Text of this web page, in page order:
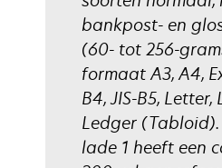
bankpost- en
(60- tot 256-
formaat A3, A4,
B4, JIS-B5, Letter,
Ledger
lade 1 heeft een